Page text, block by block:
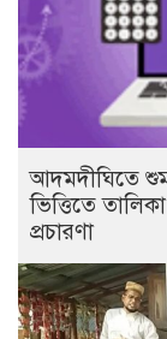
আদমদীঘিতে
ভিত্তিতে
প্রচারণা